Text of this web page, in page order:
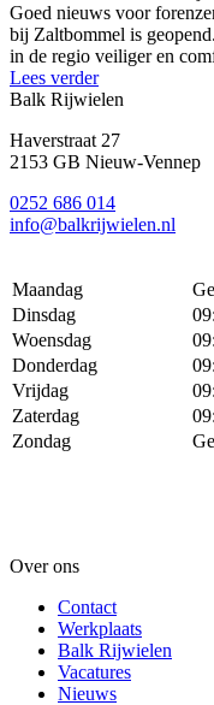
Goed nieuws voor
bij Zaltbommel is
in de regio veiliger en
Lees verder
Balk Rijwielen
Haverstraat 27
2153 GB Nieuw-Vennep
0252 686 014
info@balkrijwielen.nl
Maandag
Dinsdag
Woensdag
Donderdag
Vrijdag
Zaterdag
Zondag
Over ons
Contact
Werkplaats
Balk Rijwielen
Vacatures
Nieuws